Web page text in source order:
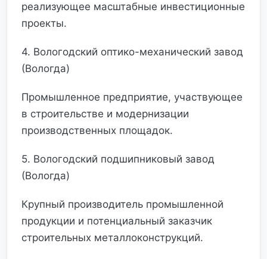
реализующее масштабные инвестиционные
проекты.
4. Вологодский оптико-механический завод
(Вологда)
Промышленное предприятие, участвующее
в строительстве и модернизации
производственных площадок.
5. Вологодский подшипниковый завод
(Вологда)
Крупный производитель промышленной
продукции и потенциальный заказчик
строительных металлоконструкций.